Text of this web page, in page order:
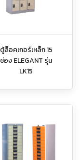
ตู้ล็อคเกอร์เหล็ก 15
ช่อง ELEGANT รุ่น
LK15